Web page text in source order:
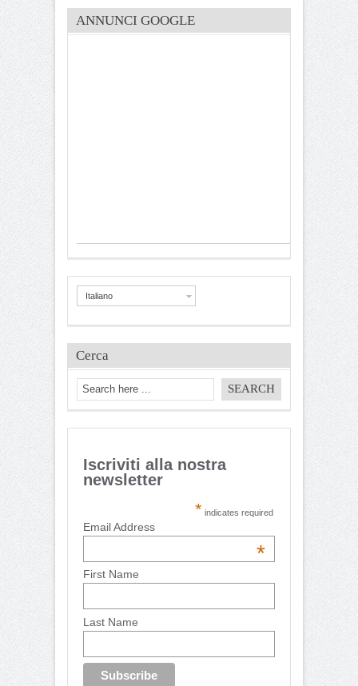
ANNUNCI GOOGLE
Italiano
Cerca
Iscriviti alla nostra
newsletter
* indicates required
Email Address
*
First Name
Last Name